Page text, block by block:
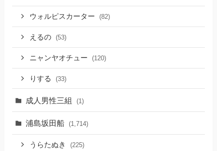
ウォルピスカーター (82)
えるの (53)
ニャンヤオチュー (120)
りする (33)
成人男性三組 (1)
浦島坂田船 (1,714)
うらたぬき (225)